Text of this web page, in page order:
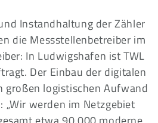
Instandhaltung der Zähler
die Messstellenbetreiber im
In Ludwigshafen ist TWL
Der Einbau der digitalen
großen logistischen Aufwand
werden im Netzgebiet